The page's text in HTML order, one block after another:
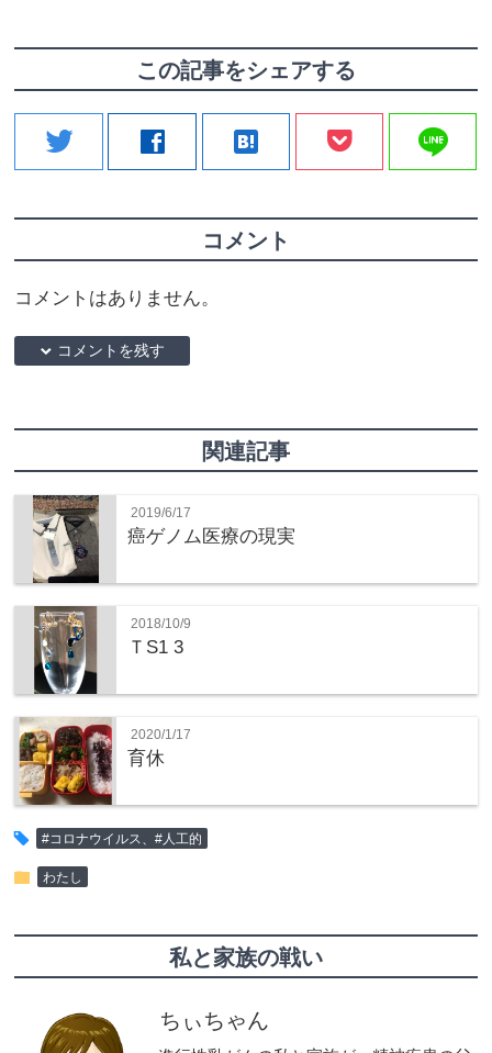
この記事をシェアする
twitter facebook hatenabookmark line
コメント
コメントはありません。
down コメントを残す
関連記事
2019/6/17
癌ゲノム医療の現実
2018/10/9
ＴS1 3
2020/1/17
育休
tag #コロナウイルス、#人工的
folder わたし
私と家族の戦い
ちぃちゃん